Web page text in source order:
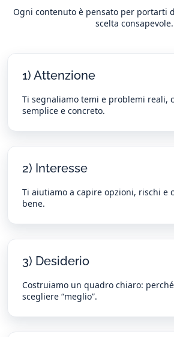
Ogni contenuto è pensato per portarti
scelta consapevole.
1) Attenzione
Ti segnaliamo temi e problemi reali,
semplice e concreto.
2) Interesse
Ti aiutiamo a capire opzioni, rischi e
bene.
3) Desiderio
Costruiamo un quadro chiaro:
scegliere “meglio”.